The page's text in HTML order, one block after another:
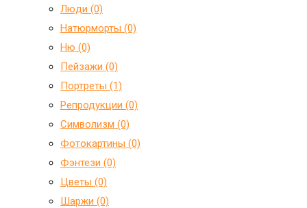
Люди (0)
Натюрморты (0)
Ню (0)
Пейзажи (0)
Портреты (1)
Репродукции (0)
Символизм (0)
Фотокартины (0)
Фэнтези (0)
Цветы (0)
Шаржи (0)